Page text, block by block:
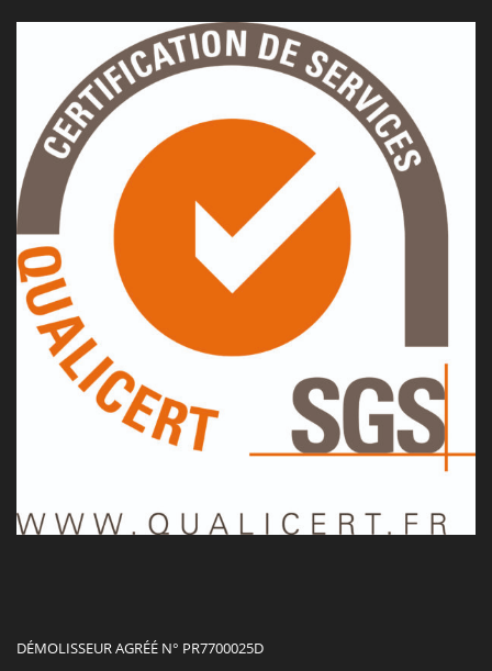
DÉMOLISSEUR AGRÉÉ N° PR7700025D